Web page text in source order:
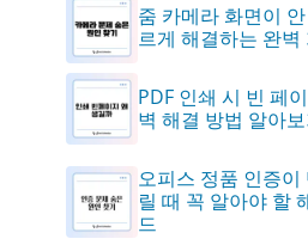
줌 카메라 화면이
르게 해결하는 완벽
PDF 인쇄 시 빈 페
벽 해결 방법 알아
오피스 정품 인증이
릴 때 꼭 알아야 할
드